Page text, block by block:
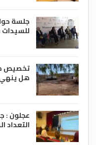
جلسة
تخصيص
هل ينهي
عجلون :
التعداد